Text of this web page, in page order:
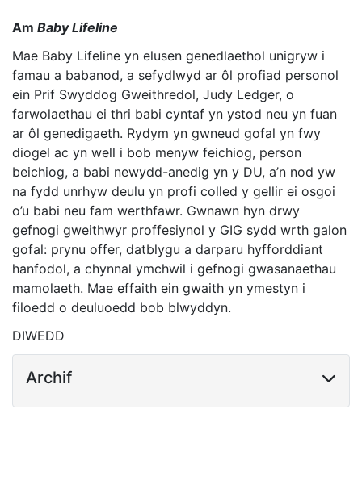
Am Baby Lifeline
Mae Baby Lifeline yn elusen genedlaethol unigryw i
famau a babanod, a sefydlwyd ar ôl profiad personol
ein Prif Swyddog Gweithredol, Judy Ledger, o
farwolaethau ei thri babi cyntaf yn ystod neu yn fuan
ar ôl genedigaeth. Rydym yn gwneud gofal yn fwy
diogel ac yn well i bob menyw feichiog, person
beichiog, a babi newydd-anedig yn y DU, a’n nod yw
na fydd unrhyw deulu yn profi colled y gellir ei osgoi
o’u babi neu fam werthfawr. Gwnawn hyn drwy
gefnogi gweithwyr proffesiynol y GIG sydd wrth galon
gofal: prynu offer, datblygu a darparu hyfforddiant
hanfodol, a chynnal ymchwil i gefnogi gwasanaethau
mamolaeth. Mae effaith ein gwaith yn ymestyn i
filoedd o deuluoedd bob blwyddyn.
DIWEDD
Archif